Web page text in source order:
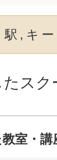
駅,キ
たス
室・講